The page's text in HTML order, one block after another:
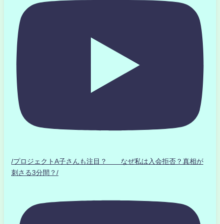
/プロジェクトA子さんも注目？ なぜ私は入会拒否？真相が
刺さる3分間？/